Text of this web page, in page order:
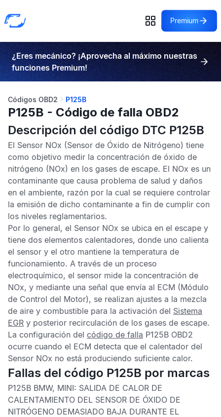
Premium
¿Eres mecánico? ¡Aprovecha al máximo nuestras
funciones Premium!
Códigos OBD2 P125B
P125B - Código de falla OBD2
Descripción del código DTC P125B
El Sensor NOx (Sensor de Óxido de Nitrógeno) tiene
como objetivo medir la concentración de óxido de
nitrógeno (NOx) en los gases de escape. El NOx es un
contaminante que causa problema de salud y daños
en el ambiente, razón por la cual se requiere controlar
la emisión de dicho contaminante a fin de cumplir con
los niveles reglamentarios.
Por lo general, el Sensor NOx se ubica en el escape y
tiene dos elementos calentadores, donde uno calienta
el sensor y el otro mantiene la temperatura de
funcionamiento. A través de un proceso
electroquímico, el sensor mide la concentración de
NOx, y mediante una señal que envía al ECM (Módulo
de Control del Motor), se realizan ajustes a la mezcla
de aire y combustible para la activación del Sistema
EGR y posterior recirculación de los gases de escape.
La configuración del código de falla P125B OBD2
ocurre cuando el ECM detecta que el calentador del
Sensor NOx no está produciendo suficiente calor.
Fallas del código P125B por marcas
P125B BMW, MINI: SALIDA DE CALOR DE
CALENTAMIENTO DEL SENSOR DE ÓXIDO DE
NITRÓGENO DEMASIADO BAJA DURANTE EL